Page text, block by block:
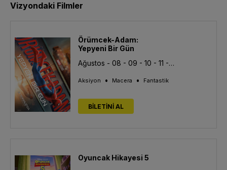
Vizyondaki Filmler
Örümcek-Adam:
Yepyeni Bir Gün
Ağustos - 08 - 09 - 10 - 11 - 12 - 13
Aksiyon • Macera • Fantastik
BİLETİNİ AL
Oyuncak Hikayesi 5